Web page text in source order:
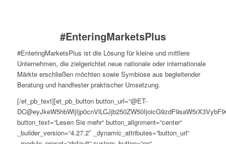
#EnteringMarketsPlus
#EnteringMarketsPlus ist die Lösung für kleine und mittlere
Unternehmen, die zielgerichtet neue nationale oder internationale
Märkte erschließen möchten sowie Symbiose aus begleitender
Beratung und handfester praktischer Umsetzung.
[/et_pb_text][et_pb_button button_url=“@ET-
button_text=“Lesen Sie mehr“ button_alignment=“center“
_builder_version=“4.27.2″ _dynamic_attributes=“button_url“